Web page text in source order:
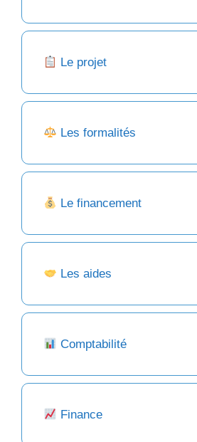
Le projet
Les formalités
Le financement
Les aides
Comptabilité
Finance